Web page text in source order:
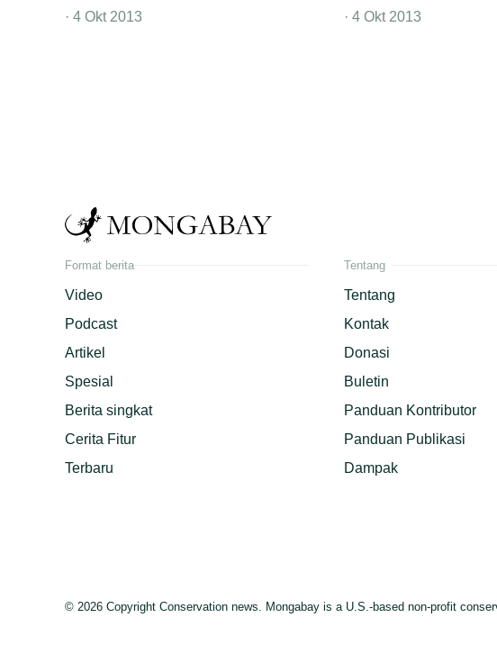
4 Okt 2013 4 Okt 2013
Format berita
Video
Podcast
Artikel
Spesial
Berita singkat
Cerita Fitur
Terbaru
Tentang
Tentang
Kontak
Donasi
Buletin
Panduan Kontributor
Panduan Publikasi
Dampak
© 2026 Copyright Conservation news. Mongabay is a U.S.-based non-profit